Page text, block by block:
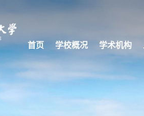
首页 学校概况 学术机构